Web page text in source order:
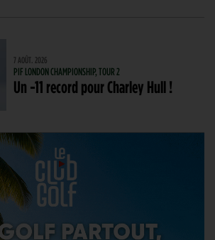
7 AOÛT. 2026
PIF LONDON CHAMPIONSHIP, TOUR 2
Un -11 record pour Charley Hull !